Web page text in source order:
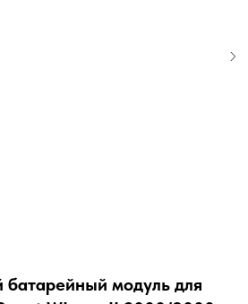
модуль для